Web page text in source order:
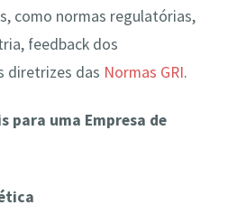
como normas regulatórias,
feedback dos
diretrizes das Normas GRI.
para uma Empresa de